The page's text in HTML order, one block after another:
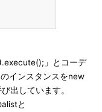
」とコーデ
インスタンスをnew
出しています。
と